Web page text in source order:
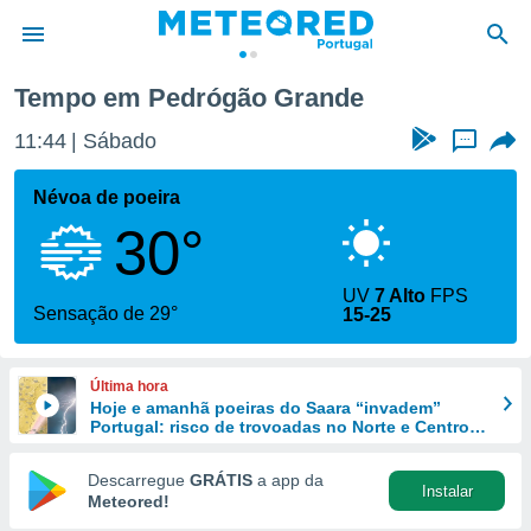
da
foi
fornecidas
a este
das
e
forma
digital
Tempo em Pedrógão Grande
11:44 Sábado ...
Névoa de poeira
30°
Sensação de 29°
UV7 Alto FPS
15-25
Última hora
Hoje e amanhã poeiras do Saara “invadem”
Portugal: risco de trovoadas no Norte e Centro
Descarregue GRÁTIS a app da
Meteored!
Instalar